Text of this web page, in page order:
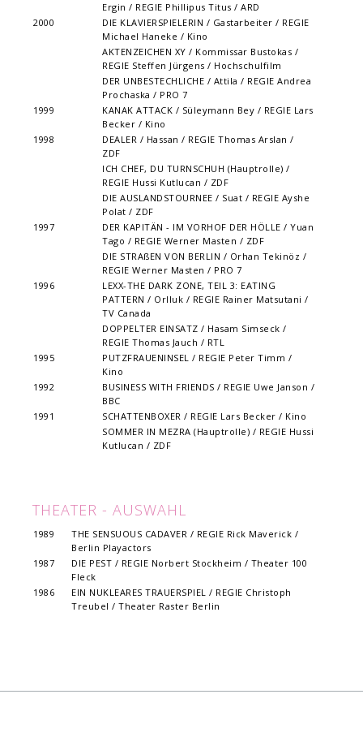
Ergin / REGIE Phillipus Titus / ARD
2000
DIE KLAVIERSPIELERIN / Gastarbeiter / REGIE
Michael Haneke / Kino
AKTENZEICHEN XY / Kommissar Bustokas /
REGIE Steffen Jürgens / Hochschulfilm
DER UNBESTECHLICHE / Attila / REGIE Andrea
Prochaska / PRO 7
1999
KANAK ATTACK / Süleymann Bey / REGIE Lars
Becker / Kino
1998
DEALER / Hassan / REGIE Thomas Arslan /
ZDF
ICH CHEF, DU TURNSCHUH (Hauptrolle) /
REGIE Hussi Kutlucan / ZDF
DIE AUSLANDSTOURNEE / Suat / REGIE Ayshe
Polat / ZDF
1997
DER KAPITÄN - IM VORHOF DER HÖLLE / Yuan
Tago / REGIE Werner Masten / ZDF
DIE STRAßEN VON BERLIN / Orhan Tekinöz /
REGIE Werner Masten / PRO 7
1996
LEXX-THE DARK ZONE, TEIL 3: EATING
PATTERN / Orlluk / REGIE Rainer Matsutani /
TV Canada
DOPPELTER EINSATZ / Hasam Simseck /
REGIE Thomas Jauch / RTL
1995
PUTZFRAUENINSEL / REGIE Peter Timm /
Kino
1992
BUSINESS WITH FRIENDS / REGIE Uwe Janson /
BBC
1991
SCHATTENBOXER / REGIE Lars Becker / Kino
SOMMER IN MEZRA (Hauptrolle) / REGIE Hussi
Kutlucan / ZDF
THEATER - AUSWAHL
1989
THE SENSUOUS CADAVER / REGIE Rick Maverick /
Berlin Playactors
1987
DIE PEST / REGIE Norbert Stockheim / Theater 100
Fleck
1986
EIN NUKLEARES TRAUERSPIEL / REGIE Christoph
Treubel / Theater Raster Berlin